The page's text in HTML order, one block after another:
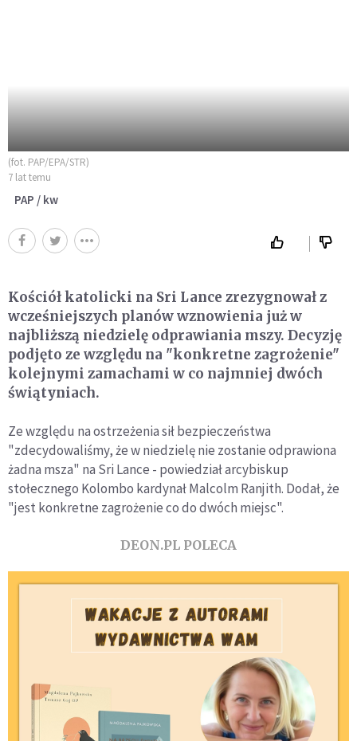
(fot. PAP/EPA/STR)
7 lat temu
PAP / kw
Kościół katolicki na Sri Lance zrezygnował z
wcześniejszych planów wznowienia już w
najbliższą niedzielę odprawiania mszy. Decyzję
podjęto ze względu na "konkretne zagrożenie"
kolejnymi zamachami w co najmniej dwóch
świątyniach.
Ze względu na ostrzeżenia sił bezpieczeństwa
"zdecydowaliśmy, że w niedzielę nie zostanie odprawiona
żadna msza" na Sri Lance - powiedział arcybiskup
stołecznego Kolombo kardynał Malcolm Ranjith. Dodał, że
"jest konkretne zagrożenie co do dwóch miejsc".
DEON.PL POLECA